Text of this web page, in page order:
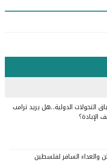
التحولات الدولية..هل يريد ترامب
الإبادة؟
والعداء السافر لفلسطين